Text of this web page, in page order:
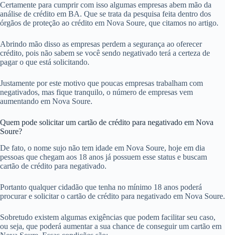
Certamente para cumprir com isso algumas empresas abem mão da
análise de crédito em BA. Que se trata da pesquisa feita dentro dos
órgãos de proteção ao crédito em Nova Soure, que citamos no artigo.
Abrindo mão disso as empresas perdem a segurança ao oferecer
crédito, pois não sabem se você sendo negativado terá a certeza de
pagar o que está solicitando.
Justamente por este motivo que poucas empresas trabalham com
negativados, mas fique tranquilo, o número de empresas vem
aumentando em Nova Soure.
Quem pode solicitar um cartão de crédito para negativado em Nova
Soure?
De fato, o nome sujo não tem idade em Nova Soure, hoje em dia
pessoas que chegam aos 18 anos já possuem esse status e buscam
cartão de crédito para negativado.
Portanto qualquer cidadão que tenha no mínimo 18 anos poderá
procurar e solicitar o cartão de crédito para negativado em Nova Soure.
Sobretudo existem algumas exigências que podem facilitar seu caso,
ou seja, que poderá aumentar a sua chance de conseguir um cartão em